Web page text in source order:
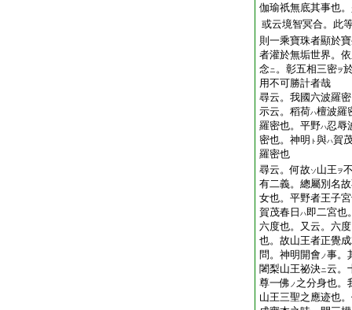
伽瑜祇無底其事也
或云境智冥合。此
則一乘寶珠者顯於
者灌於無垢世界。
念ニ。彰五相三密ヲ
用不可勝計者哉
尋云。我國六波羅密
示云。稻荷ハ檀波羅
羅密也。平野ハ忍辱
密也。神明 ト 與ハ賀
羅密也
尋云。何故 ソ 山王 ヲ
有二義。總屬別名
女也。平野者王子
賀茂春日 ハ即二宮也
六度也。又云。六度
也。故山王者正覺
問。神明開會ノ事。
闍梨山王祕決ニ云。
尊一佛 ノ 之分身也。
山王三聖之應迹也